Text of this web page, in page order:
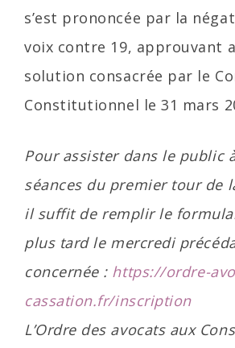
s’est prononcée par la
voix contre 19, approuvant
solution consacrée par le
Constitutionnel le 31 mars
Pour assister dans le public
séances du premier tour de
il suffit de remplir le
plus tard le mercredi
concernée : https://ordre-
cassation.fr/inscription
L’Ordre des avocats aux